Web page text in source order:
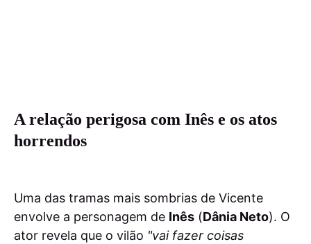
A relação perigosa com Inês e os atos
horrendos
Uma das tramas mais sombrias de Vicente
envolve a personagem de Inês (Dânia Neto). O
ator revela que o vilão "vai fazer coisas